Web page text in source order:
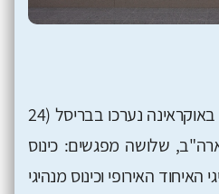
על רקע המשך המלחמה באוקראינה נערכו בבריסל (24
שלושה מפגשים: כינוס
האיחוד האירופי וכינוס מנהיגי